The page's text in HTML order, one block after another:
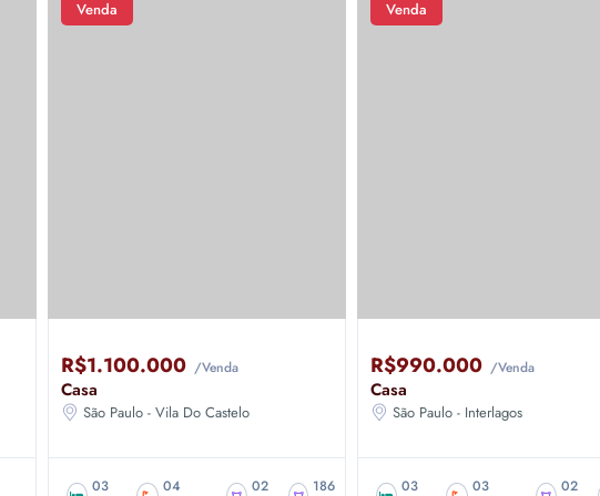
Venda
R$1.100.000 /Venda
Casa
São Paulo - Vila Do Castelo
03 04 02 186
Venda
R$990.000 /Venda
Casa
São Paulo - Interlagos
03 03 02